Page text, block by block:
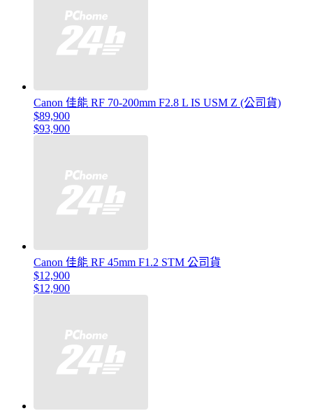
Canon 佳能 RF 70-200mm F2.8 L IS USM Z (公司貨)
$89,900
$93,900
Canon 佳能 RF 45mm F1.2 STM 公司貨
$12,900
$12,900